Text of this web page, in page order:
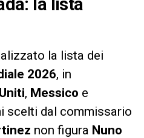
la lista
la lista dei
2026, in
, Messico e
scelti dal commissario
non figura Nuno